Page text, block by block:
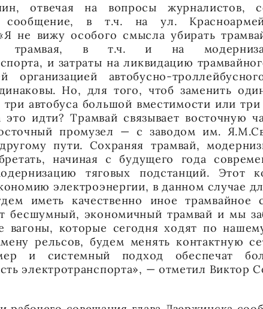
отвечая на вопросы журналистов,
сообщение, в т.ч. на ул.
не вижу особого смысла убирать
трамвая, в т.ч. и на
и затраты на ликвидацию
организацией автобусно-
Но, для того, чтоб заменить
автобуса большой вместимости или три
идти? Трамвай связывает восточную
промузел — с заводом им.
пути. Сохраняя трамвай,
начиная с будущего года
тяговых подстанций. Этот
электроэнергии, в данном случае
иметь качественно иное трамвайное
бесшумный, экономичный трамвай и мы
вагоны, которые сегодня ходят по
рельсов, будем менять контактную
и системный подход обеспечат
электротранспорта», — отметил Виктор